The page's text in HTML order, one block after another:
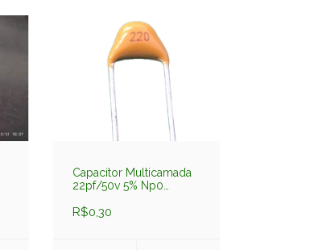
Capacitor Multicamada
22pf/50v 5% Np0
R$0,30